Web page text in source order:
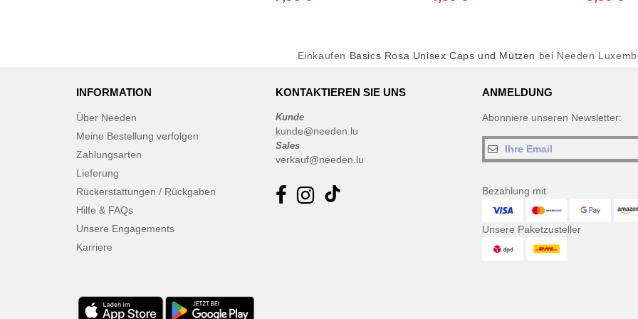
Einkaufen Basics Rosa Unisex Caps und Mützen bei Needen
INFORMATION
Über Needen
Meine Bestellung verfolgen
Zahlungsarten
Lieferung
Rückerstattungen / Rückgaben
Hilfe & FAQs
Unsere Engagements
Karriere
KONTAKTIEREN SIE UNS
Kunde
kunde@needen.lu
Sales
verkauf@needen.lu
ANMELDUNG
Abonniere unseren Newsletter:
Bezahlung mit
Unsere Paketzusteller